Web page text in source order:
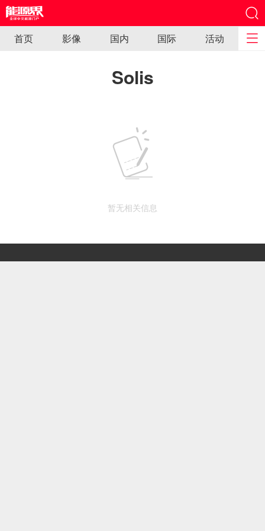
首页 影像 国内 国际 活动
Solis
暂无相关信息